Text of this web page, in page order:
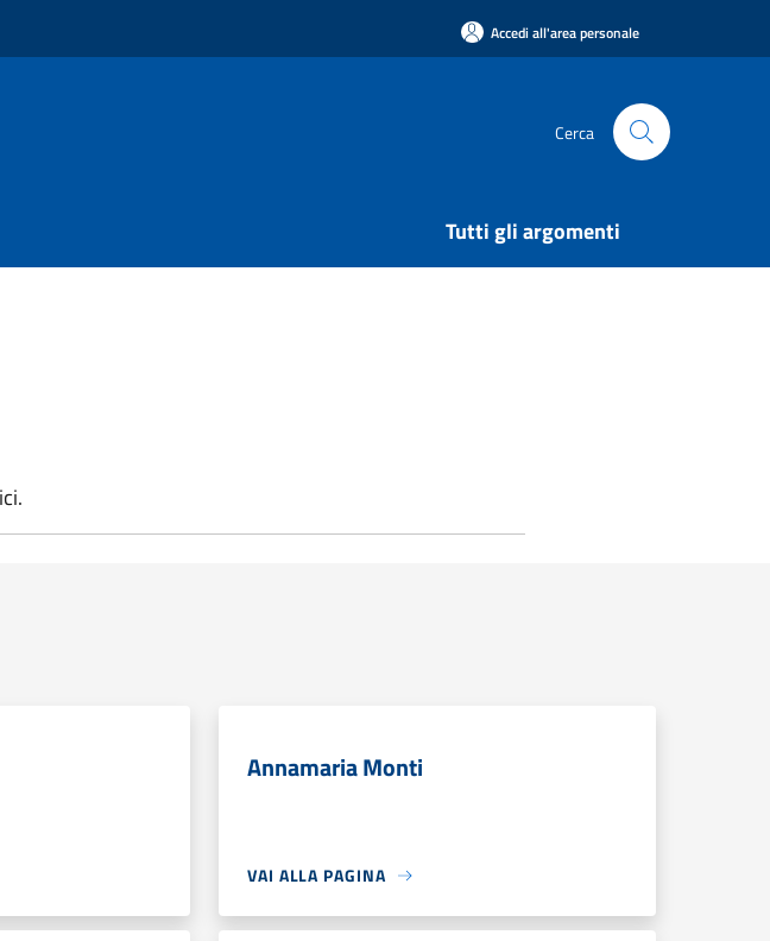
Accedi all'area personale
Cerca
Tutti gli argomenti
Annamaria Monti
VAI ALLA PAGINA